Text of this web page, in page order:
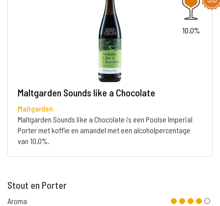
10.0%
Maltgarden Sounds like a Chocolate
Maltgarden
Maltgarden Sounds like a Chocolate is een Poolse Imperial
Porter met koffie en amandel met een alcoholpercentage
van 10,0%.
Stout en Porter
Aroma